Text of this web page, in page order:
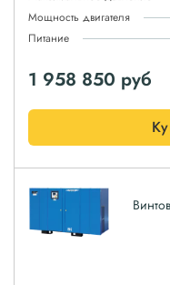
Мощность двигателя
Питание
1 958 850 руб